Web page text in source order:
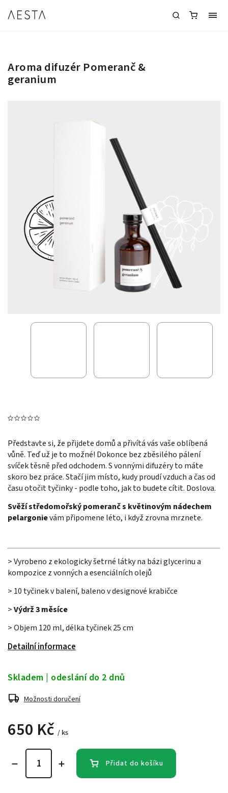
Aroma difuzér Pomeranč &
geranium
Představte si, že přijdete domů a přivítá vás vaše oblíbená
vůně. Teď už je to možné! Dokonce bez zběsilého pálení
svíček těsně před odchodem. S vonnými difuzéry to máte
skoro bez práce. Stačí jim místo, kudy proudí vzduch a čas od
času otočit tyčinky - podle toho, jak to budete cítit. Doslova.
Svěží středomořský pomeranč s květinovým nádechem
pelargonievám připomene léto, i když zrovna mrznete.
> Vyrobeno z ekologicky šetrné látky na bázi glycerinu a
kompozice z vonných a esenciálních olejů
> 10 tyčinek v balení, baleno v designové krabičce
>Výdrž 3 měsíce
> Objem 120 ml, délka tyčinek 25 cm
Detailní informace
Skladem | odeslání do 2 dnů
Možnosti doručení
650 Kč / ks
Přidat do košíku